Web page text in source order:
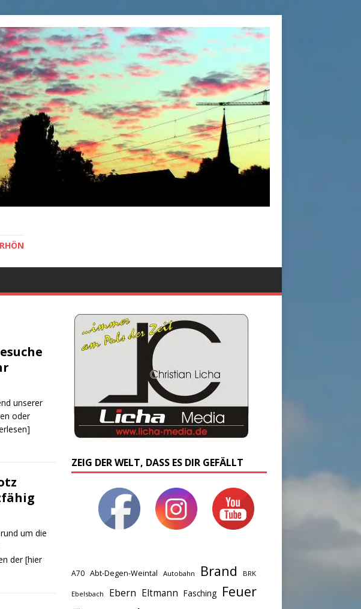
unserer
oder
um die
der[hier
ZEIG DER WELT, DASS ES DIR GEFÄLLT
A70 Abt-Degen-Weintal Autobahn Brand BRK
Ebelsbach Ebern Eltmann Fasching Feuer